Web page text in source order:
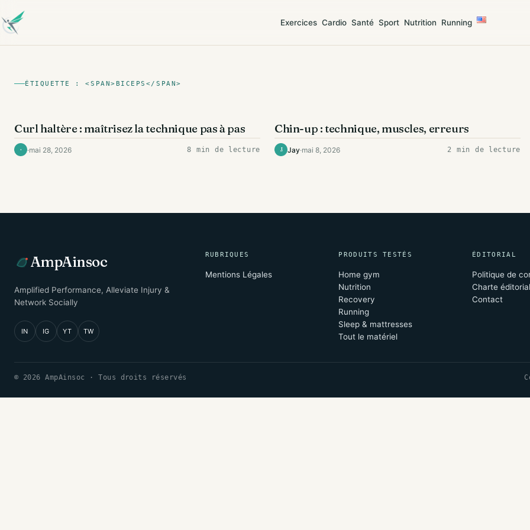
Exercices Cardio Santé Sport Nutrition Running
ÉTIQUETTE : <SPAN>BICEPS</SPAN>
Curl haltère : maîtrisez la technique pas à pas
· ·mai 28, 2026 8 min de lecture
Chin-up : technique, muscles, erreurs
J Jay·mai 8, 2026 2 min de lecture
AmpAinsoc
Amplified Performance, Alleviate Injury &
Network Socially
IN IG YT TW
RUBRIQUES
Mentions Légales
PRODUITS TESTÉS
Home gym
Nutrition
Recovery
Running
Sleep & mattresses
Tout le matériel
ÉDITORIAL
Politique de
Charte
Contact
© 2026 AmpAinsoc · Tous droits réservés